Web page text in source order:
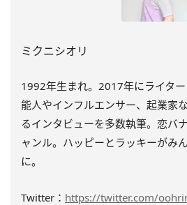
ミクニシオリ
1992年生まれ。2017年にライタ
能人やインフルエンサー、起業家
るインタビューを多数執筆。恋バ
ャンル。ハッピーとラッキーがみ
に。
Twitter： https://twitter.com/